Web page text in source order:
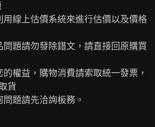
用線上估價系統來進行估價以及價格
問題請勿發除錯文，請直接回原購買
權益，購物消費請索取統一發票，
貨
題請先洽詢板務。